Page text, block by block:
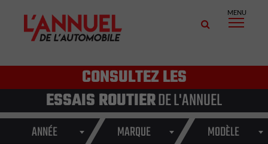
MENU
CONSULTEZ LES
ESSAIS ROUTIERDE L'ANNUEL
ANNÉE MARQUE MODÈLE